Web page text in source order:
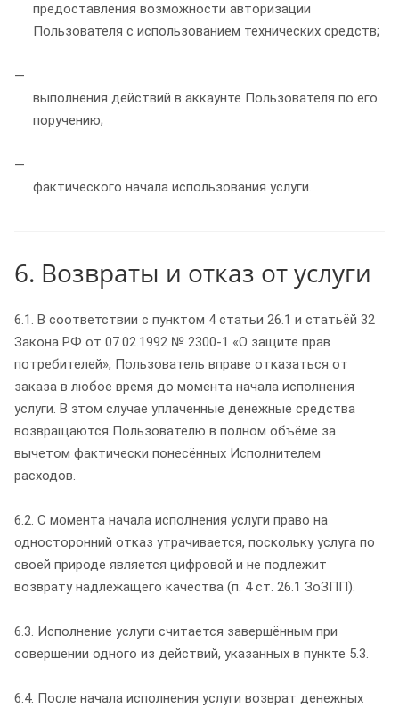
предоставления возможности авторизации
Пользователя с использованием технических средств;
выполнения действий в аккаунте Пользователя по его
поручению;
фактического начала использования услуги.
6. Возвраты и отказ от услуги
6.1. В соответствии с пунктом 4 статьи 26.1 и статьёй 32
Закона РФ от 07.02.1992 № 2300-1 «О защите прав
потребителей», Пользователь вправе отказаться от
заказа в любое время до момента начала исполнения
услуги. В этом случае уплаченные денежные средства
возвращаются Пользователю в полном объёме за
вычетом фактически понесённых Исполнителем
расходов.
6.2. С момента начала исполнения услуги право на
односторонний отказ утрачивается, поскольку услуга по
своей природе является цифровой и не подлежит
возврату надлежащего качества (п. 4 ст. 26.1 ЗоЗПП).
6.3. Исполнение услуги считается завершённым при
совершении одного из действий, указанных в пункте 5.3.
6.4. После начала исполнения услуги возврат денежных